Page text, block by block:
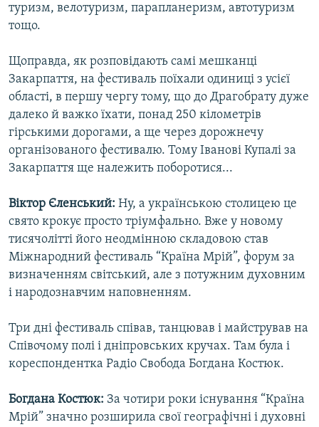
туризм, велотуризм, парапланеризм, автотуризм
тощо.
Щоправда, як розповідають самі мешканці
Закарпаття, на фестиваль поїхали одиниці з усієї
області, в першу чергу тому, що до Драгобрату дуже
далеко й важко їхати, понад 250 кілометрів
гірськими дорогами, а ще через дорожнечу
організованого фестивалю. Тому Іванові Купалі за
Закарпаття ще належить поборотися...
Віктор Єленський: Ну, а українською столицею це
свято крокує просто тріумфально. Вже у новому
тисячолітті його неодмінною складовою став
Міжнародний фестиваль “Країна Мрій”, форум за
визначенням світський, але з потужним духовним
і народознавчим наповненням.
Три дні фестиваль співав, танцював і майстрував на
Співочому полі і дніпровських кручах. Там була і
кореспондентка Радіо Свобода Богдана Костюк.
Богдана Костюк: За чотири роки існування “Країна
Мрій” значно розширила свої географічні і духовні